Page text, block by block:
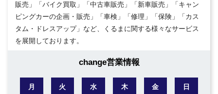
販売」「バイク買取」「中古車販売」「新車販売」「キャン
ピングカーの企画・販売」「車検」「修理」「保険」「カス
タム・ドレスアップ」など、くるまに関する様々なサービス
を展開しております。
change営業情報
月 火 水 木 金 日